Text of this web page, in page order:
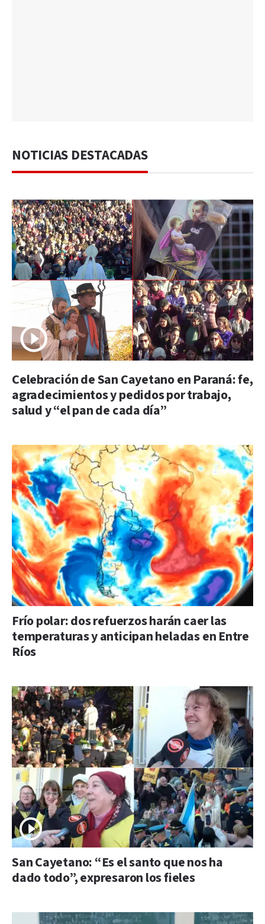
NOTICIAS DESTACADAS
Celebración de San Cayetano en Paraná: fe,
agradecimientos y pedidos por trabajo,
salud y “el pan de cada día”
Frío polar: dos refuerzos harán caer las
temperaturas y anticipan heladas en Entre
Ríos
San Cayetano: “Es el santo que nos ha
dado todo”, expresaron los fieles